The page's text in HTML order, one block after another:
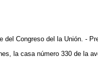
del Congreso del la Unión. -
la casa número 330 de la